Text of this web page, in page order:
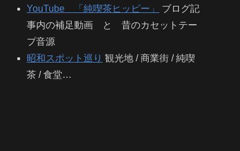
YouTube 「純喫茶ヒッピー」
ブログ記
事内の補足動画 と 昔のカセットテー
プ音源
昭和スポット巡り 観光地 / 商業街 / 純喫
茶 / 食堂…